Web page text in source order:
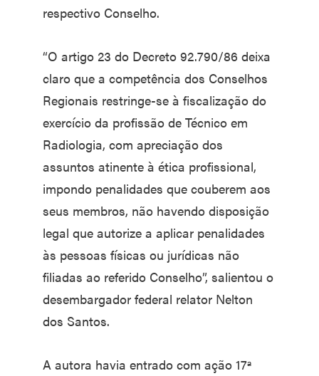
respectivo Conselho.
“O artigo 23 do Decreto 92.790/86 deixa
claro que a competência dos Conselhos
Regionais restringe-se à fiscalização do
exercício da profissão de Técnico em
Radiologia, com apreciação dos
assuntos atinente à ética profissional,
impondo penalidades que couberem aos
seus membros, não havendo disposição
legal que autorize a aplicar penalidades
às pessoas físicas ou jurídicas não
filiadas ao referido Conselho”, salientou o
desembargador federal relator Nelton
dos Santos.
A autora havia entrado com ação 17ª